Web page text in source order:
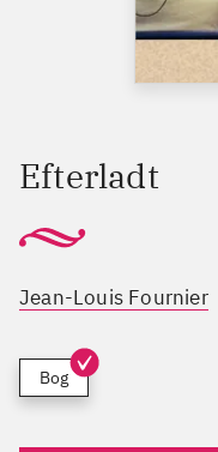
Efterladt
Jean-Louis Fournier
Bog